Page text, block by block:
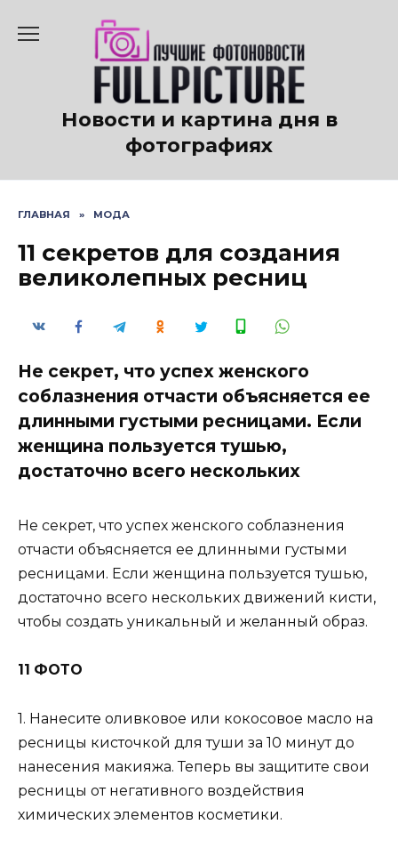
содержанию
Новости и картина дня в
фотографиях
ГЛАВНАЯ » МОДА
11 секретов для создания
великолепных ресниц
Не секрет, что успех женского
соблазнения отчасти объясняется ее
длинными густыми ресницами. Если
женщина пользуется тушью,
достаточно всего нескольких
Не секрет, что успех женского соблазнения
отчасти объясняется ее длинными густыми
ресницами. Если женщина пользуется тушью,
достаточно всего нескольких движений кисти,
чтобы создать уникальный и желанный образ.
11 ФОТО
1. Нанесите оливковое или кокосовое масло на
ресницы кисточкой для туши за 10 минут до
нанесения макияжа. Теперь вы защитите свои
ресницы от негативного воздействия
химических элементов косметики.